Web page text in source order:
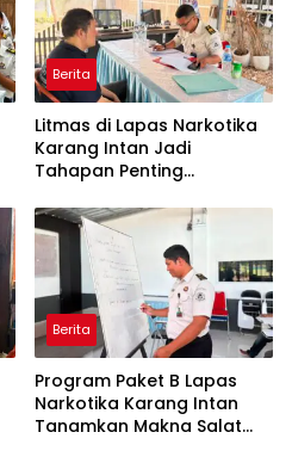
Berita
Litmas di Lapas Narkotika
Karang Intan Jadi
Tahapan Penting
Integrasi Warga Binaan
Berita
Program Paket B Lapas
Narkotika Karang Intan
Tanamkan Makna Salat